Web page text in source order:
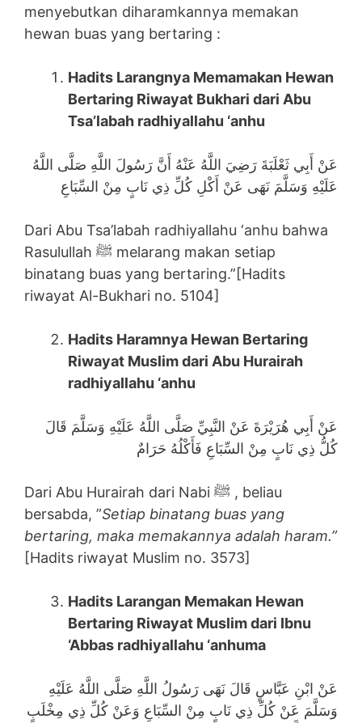
menyebutkan diharamkannya memakan
hewan buas yang bertaring :
Hadits Larangnya Memamakan Hewan
Bertaring Riwayat Bukhari dari Abu
Tsa’labah radhiyallahu ‘anhu
عَنْ أَبِي ثَعْلَبَةَ رَضِيَ اللَّهُ عَنْهُ أَنَّ رَسُولَ اللَّهِ صَلَّى اللَّهُ
عَلَيْهِ وَسَلَّمَ نَهَى عَنْ أَكْلِ كُلِّ ذِي نَابٍ مِنْ السِّبَاعِ
Dari Abu Tsa’labah radhiyallahu ‘anhu bahwa
Rasulullah ﷺ melarang makan setiap
binatang buas yang bertaring.”[Hadits
riwayat Al-Bukhari no. 5104]
Hadits Haramnya Hewan Bertaring
Riwayat Muslim dari Abu Hurairah
radhiyallahu ‘anhu
عَنْ أَبِي هُرَيْرَةَ عَنْ النَّبِيِّ صَلَّى اللَّهُ عَلَيْهِ وَسَلَّمَ قَالَ
كُلُّ ذِي نَابٍ مِنْ السِّبَاعِ فَأَكْلُهُ حَرَامٌ
Dari Abu Hurairah dari Nabi ﷺ , beliau
bersabda, ”Setiap binatang buas yang
bertaring, maka memakannya adalah haram.”
[Hadits riwayat Muslim no. 3573]
Hadits Larangan Memakan Hewan
Bertaring Riwayat Muslim dari Ibnu
‘Abbas radhiyallahu ‘anhuma
عَنْ ابْنِ عَبَّاسٍ قَالَ نَهَى رَسُولُ اللَّهِ صَلَّى اللَّهُ عَلَيْهِ
وَسَلَّمَ عَنْ كُلِّ ذِي نَابٍ مِنْ السِّبَاعِ وَعَنْ كُلِّ ذِي مِخْلَبٍ